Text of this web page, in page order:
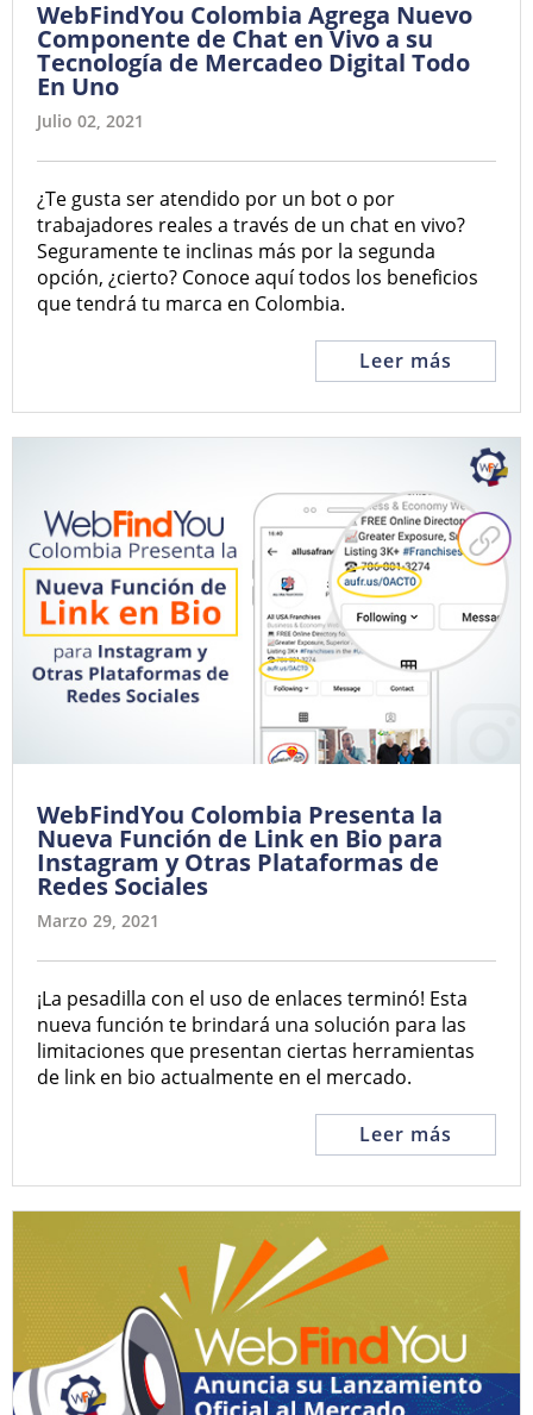
WebFindYou Colombia Agrega Nuevo
Componente de Chat en Vivo a su
Tecnología de Mercadeo Digital Todo
En Uno
Julio 02, 2021
¿Te gusta ser atendido por un bot o por
trabajadores reales a través de un chat en vivo?
Seguramente te inclinas más por la segunda
opción, ¿cierto? Conoce aquí todos los beneficios
que tendrá tu marca en Colombia.
Leer más
WebFindYou Colombia Presenta la
Nueva Función de Link en Bio para
Instagram y Otras Plataformas de
Redes Sociales
Marzo 29, 2021
¡La pesadilla con el uso de enlaces terminó! Esta
nueva función te brindará una solución para las
limitaciones que presentan ciertas herramientas
de link en bio actualmente en el mercado.
Leer más